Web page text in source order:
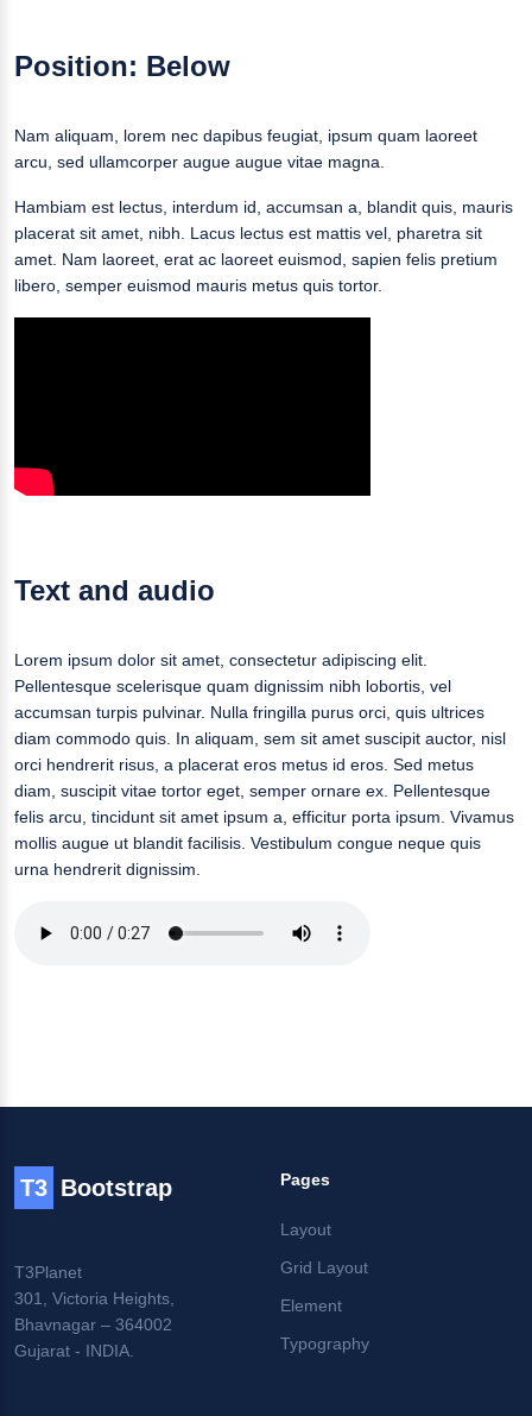
Position: Below
Nam aliquam, lorem nec dapibus feugiat, ipsum quam laoreet
arcu, sed ullamcorper augue augue vitae magna.
Hambiam est lectus, interdum id, accumsan a, blandit quis, mauris
placerat sit amet, nibh. Lacus lectus est mattis vel, pharetra sit
amet. Nam laoreet, erat ac laoreet euismod, sapien felis pretium
libero, semper euismod mauris metus quis tortor.
Text and audio
Lorem ipsum dolor sit amet, consectetur adipiscing elit.
Pellentesque scelerisque quam dignissim nibh lobortis, vel
accumsan turpis pulvinar. Nulla fringilla purus orci, quis ultrices
diam commodo quis. In aliquam, sem sit amet suscipit auctor, nisl
orci hendrerit risus, a placerat eros metus id eros. Sed metus
diam, suscipit vitae tortor eget, semper ornare ex. Pellentesque
felis arcu, tincidunt sit amet ipsum a, efficitur porta ipsum. Vivamus
mollis augue ut blandit facilisis. Vestibulum congue neque quis
urna hendrerit dignissim.
T3 Bootstrap
T3Planet
301, Victoria Heights,
Bhavnagar – 364002
Gujarat - INDIA.
Pages
Layout
Grid Layout
Element
Typography